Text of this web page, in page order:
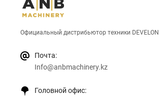
Официальный дистрибьютор техники DEVELON
Почта:
Info@anbmachinery.kz
Головной офис: